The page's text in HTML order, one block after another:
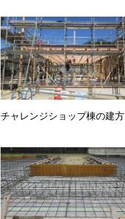
チャレンジショップ棟の建方